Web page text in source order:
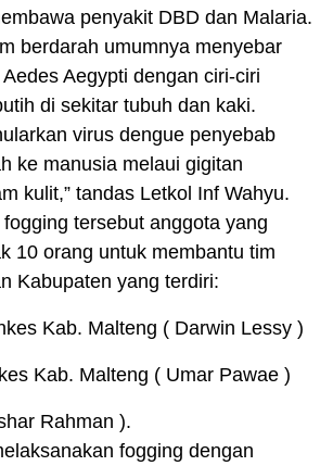
penyakit DBD dan Malaria.
berdarah umumnya menyebar
Aegypti dengan ciri-ciri
di sekitar tubuh dan kaki.
virus dengue penyebab
ke manusia melaui gigitan
kulit,” tandas Letkol Inf Wahyu.
tersebut anggota yang
10 orang untuk membantu tim
Kabupaten yang terdiri:
Kab. Malteng ( Darwin Lessy )
Kab. Malteng ( Umar Pawae )
Rahman ).
fogging dengan